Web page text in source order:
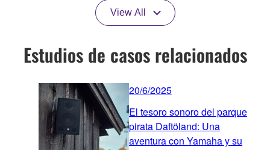
View All
Estudios de casos relacionados
20/6/2025
El tesoro sonoro del parque
pirata Daftöland: Una
aventura con Yamaha y su